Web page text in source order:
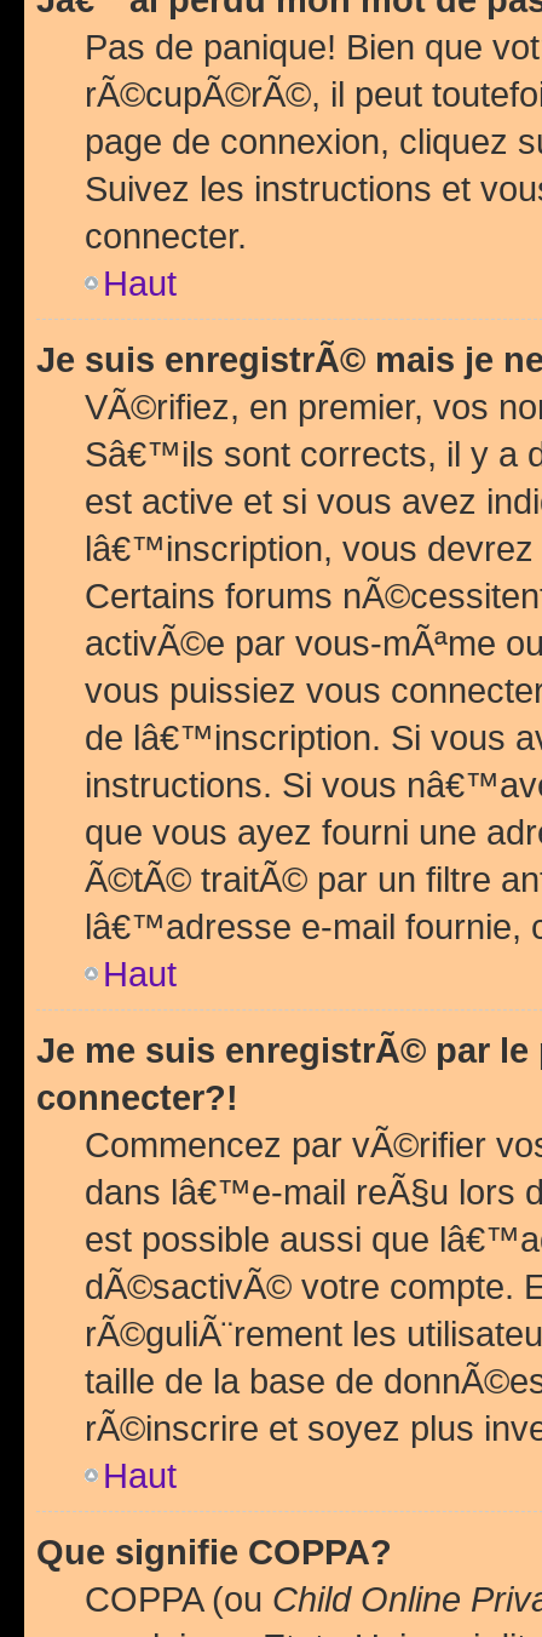
Pas de panique! Bien que
rÃ©cupÃ©rÃ©, il peut
page de connexion, cliquez
Suivez les instructions et
connecter.
Haut
Je suis enregistrÃ© mais je
VÃ©rifiez, en premier, vos
Sâ€™ils sont corrects, il y a
est active et si vous avez
lâ€™inscription, vous
Certains forums
activÃ©e par vous-mÃªme
vous puissiez vous
de lâ€™inscription. Si vous
instructions. Si vous
que vous ayez fourni une
Ã©tÃ© traitÃ© par un filtre
lâ€™adresse e-mail fournie,
Haut
Je me suis enregistrÃ© par
connecter?!
Commencez par vÃ©rifier
dans lâ€™e-mail reÃ§u lors
est possible aussi que
dÃ©sactivÃ© votre compte.
rÃ©guliÃ¨rement les
taille de la base de
rÃ©inscrire et soyez plus
Haut
Que signifie COPPA?
COPPA (ou Child Online